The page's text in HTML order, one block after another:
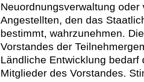
Neuordnungsverwaltung
Angestellten, den das
bestimmt, wahrzunehmen.
Vorstandes der
Ländliche Entwicklung
Mitglieder des Vorstandes.